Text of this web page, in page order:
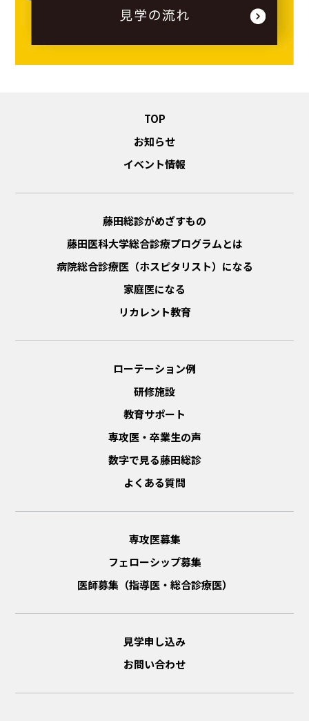
TOP
お知らせ
イベント情報
藤田総診がめざすもの
藤田医科大学総合診療プログラムとは
病院総合診療医（ホスピタリスト）になる
家庭医になる
リカレント教育
ローテーション例
研修施設
教育サポート
専攻医・卒業生の声
数字で見る藤田総診
よくある質問
専攻医募集
フェローシップ募集
医師募集（指導医・総合診療医）
見学申し込み
お問い合わせ